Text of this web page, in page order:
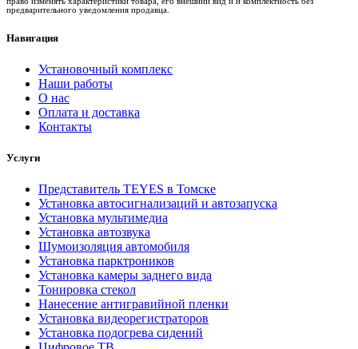
предварительного уведомления продавца.
Навигация
Установочный комплекс
Наши работы
О нас
Оплата и доставка
Контакты
Услуги
Представитель TEYES в Томске
Установка автосигнализаций и автозапуска
Установка мультимедиа
Установка автозвука
Шумоизоляция автомобиля
Установка парктроников
Установка камеры заднего вида
Тонировка стекол
Нанесение антигравийной пленки
Установка видеорегистраторов
Установка подогрева сидений